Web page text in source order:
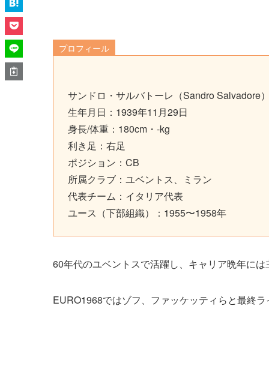
プロフィール
サンドロ・サルバトーレ（Sandro Salvadore）
生年月日：1939年11月29日
身長/体重：180cm・-kg
利き足：右足
ポジション：CB
所属クラブ：ユベントス、ミラン
代表チーム：イタリア代表
ユース（下部組織）：1955〜1958年
60年代のユベントスで活躍し、キャリア晩年には
EURO1968ではゾフ、ファッケッティらと最終